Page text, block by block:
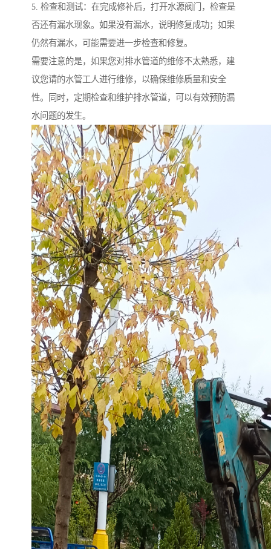
5. 检查和测试：在完成修补后，打开水源阀门，检查是
否还有漏水现象。如果没有漏水，说明修复成功；如果
仍然有漏水，可能需要进一步检查和修复。
需要注意的是，如果您对排水管道的维修不太熟悉，建
议您请的水管工人进行维修，以确保维修质量和安全
性。同时，定期检查和维护排水管道，可以有效预防漏
水问题的发生。